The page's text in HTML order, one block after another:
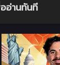
อ่านทันที